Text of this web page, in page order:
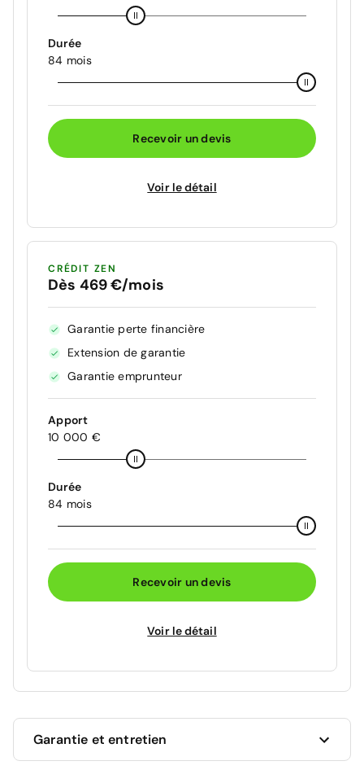
Durée
84 mois
Recevoir un devis
Voir le détail
CRÉDIT ZEN
Dès 469 €/mois
Garantie perte financière
Extension de garantie
Garantie emprunteur
Apport
10 000 €
Durée
84 mois
Recevoir un devis
Voir le détail
Garantie et entretien